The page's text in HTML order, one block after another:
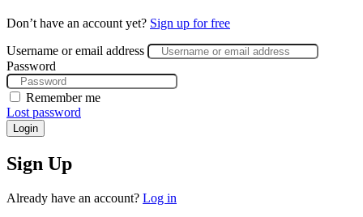
Don’t have an account yet? Sign up for free
Username or email address
Password
Remember me
Lost password
Login
Sign Up
Already have an account? Log in